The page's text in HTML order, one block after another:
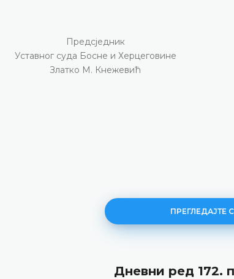
Предсједник
Уставног суда Босне и Херцеговине
Златко М. Кнежевић
ПРЕГЛЕДАЈТЕ
Дневни ред 172.